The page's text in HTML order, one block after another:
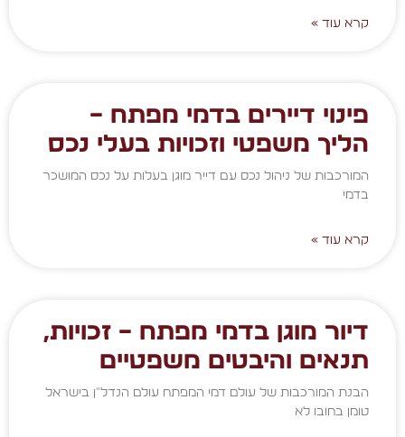
קרא עוד »
פינוי דיירים בדמי מפתח –
הליך משפטי וזכויות בעלי נכס
המורכבות של ניהול נכס עם דייר מוגן בעלות על נכס המושכר
בדמי
קרא עוד »
דיור מוגן בדמי מפתח – זכויות,
תנאים והיבטים משפטיים
הבנת המורכבות של עולם דמי המפתח עולם הנדל"ן בישראל
טומן בחובו לא